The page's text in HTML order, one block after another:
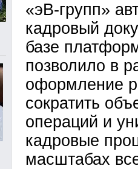
«эВ-групп»
кадровый
базе
позволило в
оформление
сократить
операций и
кадровые
масштабах